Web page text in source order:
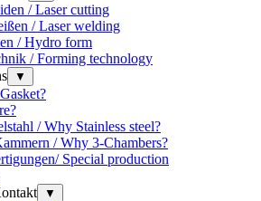
/ Laser cutting
/ Laser welding
/ Hydro form
/ Forming technology
▼
/ Why Stainless steel?
/ Why 3-Chambers?
Special production
▼